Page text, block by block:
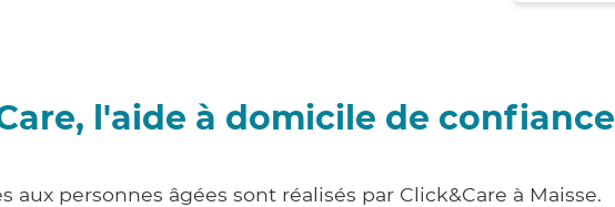
l'aide à domicile de confiance
aux personnes âgées sont réalisés par Click&Care à Maisse.